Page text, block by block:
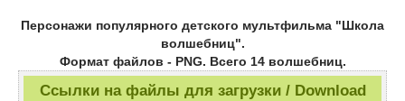
Персонажи популярного детского мультфильма "Школа
волшебниц".
Формат файлов - PNG. Всего 14 волшебниц.
Ссылки на файлы для загрузки / Download